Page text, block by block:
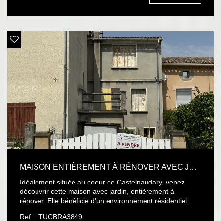
sur le site Géorisques : www.georisques.gouv.fr
MAISON ENTIÈREMENT À RÉNOVER AVEC JARDIN .
Idéalement située au coeur de Castelnaudary, venez
découvrir cette maison avec jardin, entièrement à
rénover. Elle bénéficie d'un environnement résidentiel
Ref. : TUCBRA3849